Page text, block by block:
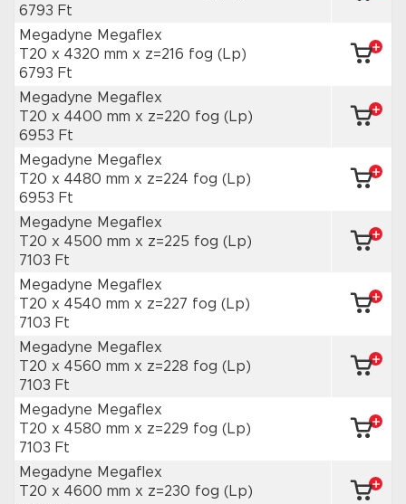
6793 Ft
Megadyne Megaflex
T20 x 4320 mm x z=216 fog (Lp)
6793 Ft
Megadyne Megaflex
T20 x 4400 mm x z=220 fog (Lp)
6953 Ft
Megadyne Megaflex
T20 x 4480 mm x z=224 fog (Lp)
6953 Ft
Megadyne Megaflex
T20 x 4500 mm x z=225 fog (Lp)
7103 Ft
Megadyne Megaflex
T20 x 4540 mm x z=227 fog (Lp)
7103 Ft
Megadyne Megaflex
T20 x 4560 mm x z=228 fog (Lp)
7103 Ft
Megadyne Megaflex
T20 x 4580 mm x z=229 fog (Lp)
7103 Ft
Megadyne Megaflex
T20 x 4600 mm x z=230 fog (Lp)